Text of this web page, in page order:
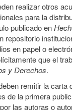
realizar otros
para la
publicado en
repositorio
en papel o
que el
y Derechos.
remitir la carta
de la primera
las autoras o